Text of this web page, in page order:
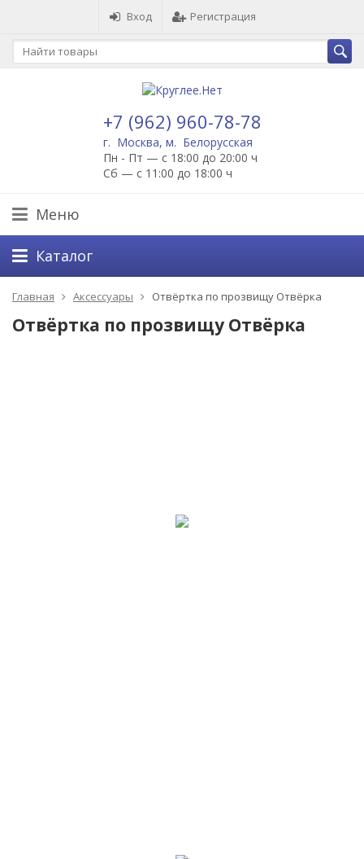
Вход Регистрация
+7 (962) 960-78-78
г. Москва, м. Белорусская
Пн - Пт — с 18:00 до 20:00 ч
Сб — с 11:00 до 18:00 ч
Меню
Каталог
Главная Аксессуары Отвёртка по прозвищу Отвёрка
Отвёртка по прозвищу Отвёрка